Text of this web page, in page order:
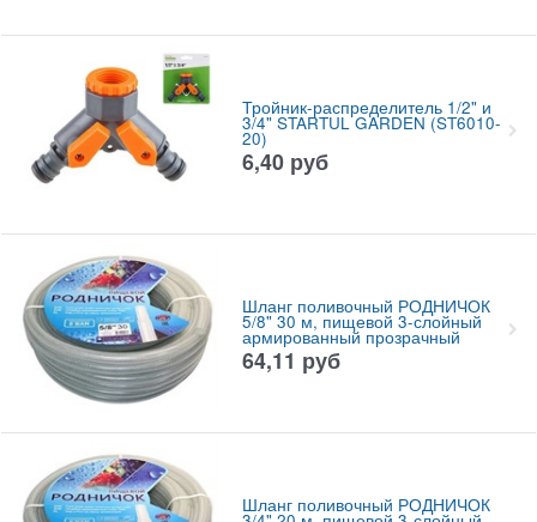
Тройник-распределитель 1/2" и
3/4" STARTUL GARDEN (ST6010-
20)
6,40 руб
Шланг поливочный РОДНИЧОК
5/8" 30 м, пищевой 3-слойный
армированный прозрачный
64,11 руб
Шланг поливочный РОДНИЧОК